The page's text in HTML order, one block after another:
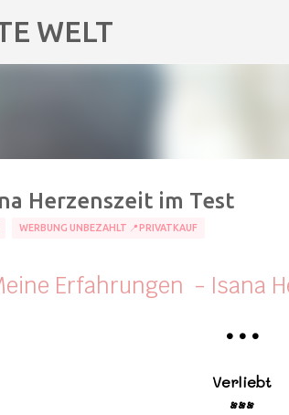
WELT
Herzenszeit im Test
WERBUNG UNBEZAHLT 📍PRIVATKAUF
Erfahrungen - Isana
• • •
Verliebt
•••